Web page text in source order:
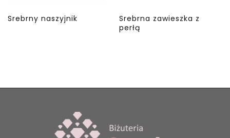
Srebrny naszyjnik
Srebrna zawieszka z
perłą